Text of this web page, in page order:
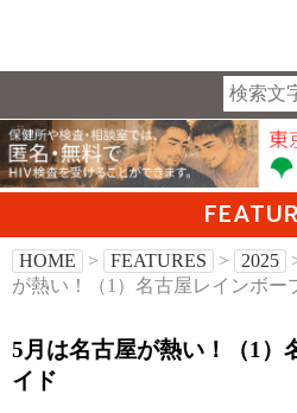
HOME > FEATURES > 2025
が熱い！（1）名古屋レインボー
5月は名古屋が熱い！（1）
イド